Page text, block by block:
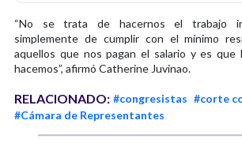
“No se trata de hacernos el trabajo
simplemente de cumplir con el mínimo
aquellos que nos pagan el salario y es
hacemos”, afirmó Catherine Juvinao.
RELACIONADO: #congresistas #corte
#Cámara de Representantes